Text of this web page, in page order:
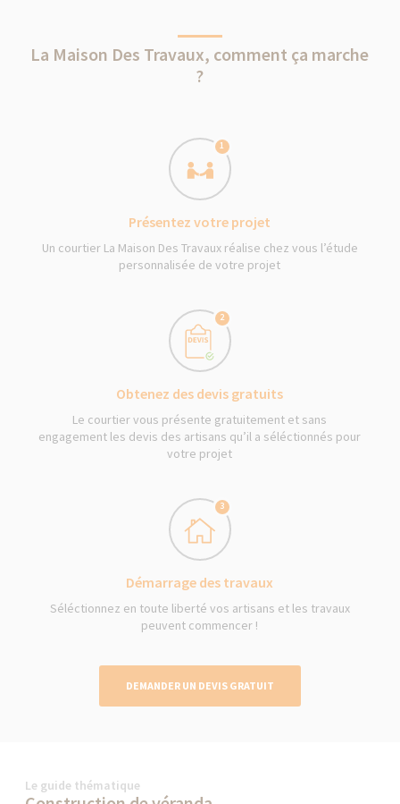
La Maison Des Travaux, comment ça marche
?
1
Présentez votre projet
Un courtier La Maison Des Travaux réalise chez vous l’étude
personnalisée de votre projet
2
Obtenez des devis gratuits
Le courtier vous présente gratuitement et sans
engagement les devis des artisans qu’il a séléctionnés pour
votre projet
3
Démarrage des travaux
Séléctionnez en toute liberté vos artisans et les travaux
peuvent commencer !
DEMANDER UN DEVIS GRATUIT
Le guide thématique